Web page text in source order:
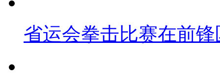
省运会拳击比赛在前